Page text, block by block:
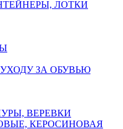
ЛОТКИ
ЗА ОБУВЬЮ
ВЕРЕВКИ
КЕРОСИНОВАЯ